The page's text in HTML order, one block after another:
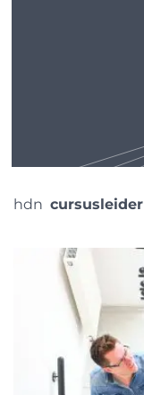
hdn cursusleider